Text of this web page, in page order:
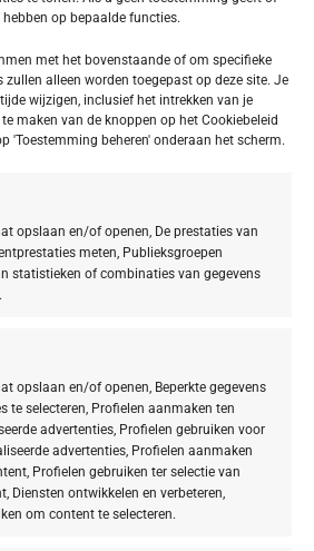
op bepaalde functies.
met het bovenstaande of om specifieke
zullen alleen worden toegepast op deze site. Je
wijzigen, inclusief het intrekken van je
maken van de knoppen op het Cookiebeleid
'Toestemming beheren' onderaan het scherm.
opslaan en/of openen, De prestaties van
meten, Publieksgroepen
statistieken of combinaties van gegevens
opslaan en/of openen, Beperkte gegevens
te selecteren, Profielen aanmaken ten
advertenties, Profielen gebruiken voor
advertenties, Profielen aanmaken
Profielen gebruiken ter selectie van
Diensten ontwikkelen en verbeteren,
om content te selecteren.
14 honey
Liquid Foundation is een
foundation met een gematigde
verkrijgbaar. Een kwaliteits
‘Hydra Plus’ werkstoffen.
eenjeugdige teinten verleent een
.
power uit de Hydra Plus ampullen!
Plus-ampul zitten ook in deze Liquid